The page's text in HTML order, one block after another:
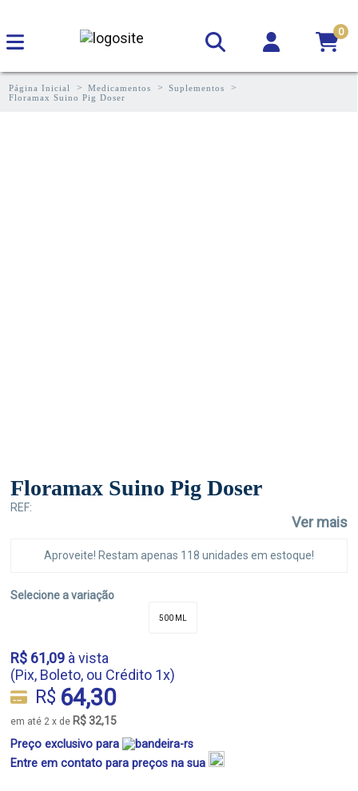
0
Página Inicial Medicamentos
Suplementos
Floramax Suino Pig Doser
Floramax Suino Pig Doser
REF:
Ver mais
Aproveite! Restam apenas 118 unidades em estoque!
Selecione a variação
500 ML
R$ 61,09 à vista
(Pix, Boleto, ou Crédito 1x)
R$ 64,30
em até 2 x de R$ 32,15
Preço exclusivo para
Entre em contato para preços na sua